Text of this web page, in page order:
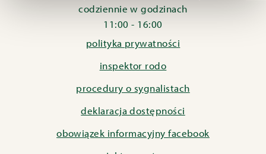
codziennie w godzinach
11:00 - 16:00
polityka prywatności
inspektor rodo
procedury o sygnalistach
deklaracja dostępności
obowiązek informacyjny facebook